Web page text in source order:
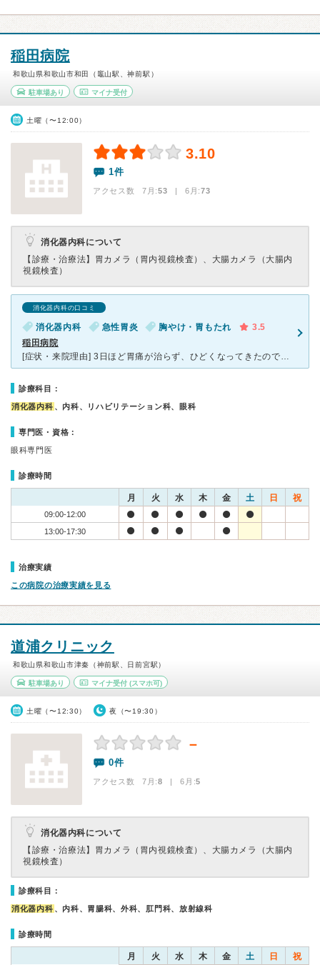
稲田病院
和歌山県和歌山市和田（竈山駅、神前駅）
駐車場あり マイナ受付
土曜（〜12:00）
3.10
1件
アクセス数 7月:53 | 6月:73
消化器内科について
【診療・治療法】 胃カメラ（胃内視鏡検査）、大腸カメラ（大腸内
視鏡検査）
消化器内科の口コミ
消化器内科 急性胃炎 胸やけ・胃もたれ
3.5
稲田病院
[症状・来院理由] 3日ほど胃痛が治らず、ひどくなってきたので受診しました。 [医師の診断・治療法] 子育て中で悩みごとがあり、夜泣きなどで満足に睡眠時間もとれなかったこともあり、ストレス性
診療科目：
消化器内科 、内科、リハビリテーション科、眼科
専門医・資格：
眼科専門医
診療時間
月 火 水 木 金 土 日 祝
09:00-12:00
13:00-17:30
治療実績
この病院の治療実績を見る
道浦クリニック
和歌山県和歌山市津秦（神前駅、日前宮駅）
駐車場あり マイナ受付(スマホ可)
土曜（〜12:30） 夜（〜19:30）
－
0件
アクセス数 7月:8 | 6月:5
消化器内科について
【診療・治療法】 胃カメラ（胃内視鏡検査）、大腸カメラ（大腸内
視鏡検査）
診療科目：
消化器内科 、内科、胃腸科、外科、肛門科、放射線科
診療時間
月 火 水 木 金 土 日 祝